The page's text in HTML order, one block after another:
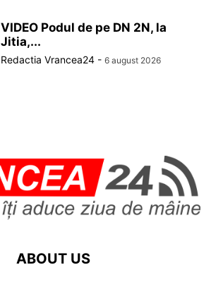
VIDEO Podul de pe DN 2N, la
Jitia,...
Redactia Vrancea24 - 6 august 2026
ABOUT US